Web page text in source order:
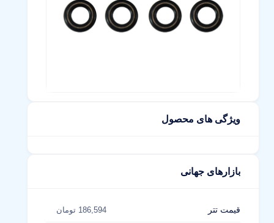
ویژگی های محصول
بازارهای جهانی
قیمت تتر 186,594 تومان